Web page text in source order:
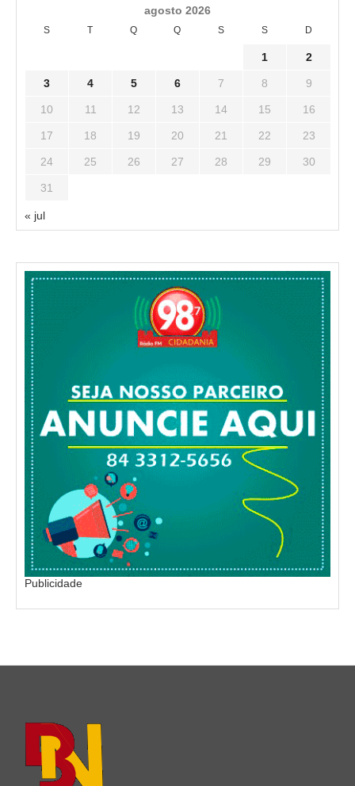
agosto 2026
S T Q Q S S D
1 2
3 4 5 6 7 8 9
10 11 12 13 14 15 16
17 18 19 20 21 22 23
24 25 26 27 28 29 30
31
« jul
Publicidade